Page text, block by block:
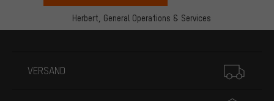
Herbert, General Operations & Services
VERSAND